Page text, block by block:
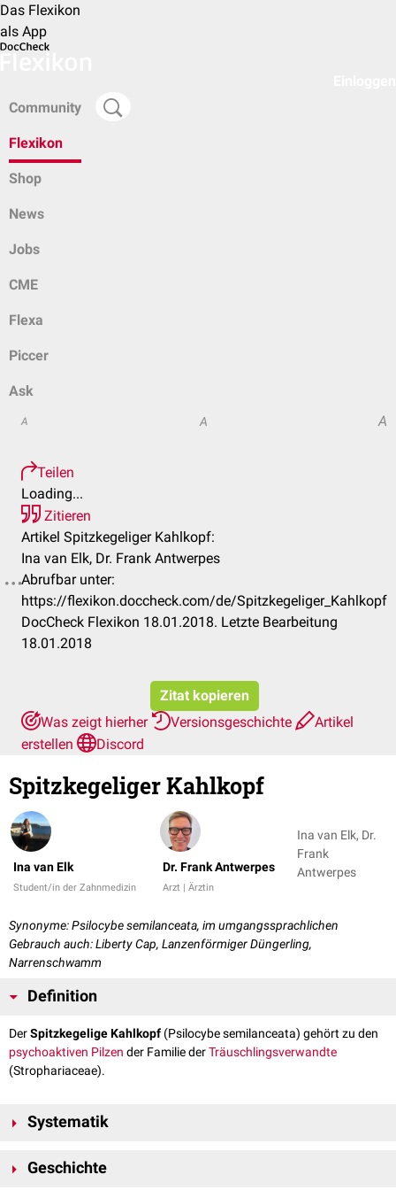
Das Flexikon
als App
Community
Flexikon
Shop
News
Jobs
CME
Flexa
Piccer
Ask
A A A
Teilen
Loading...
Zitieren
Artikel Spitzkegeliger Kahlkopf:
Ina van Elk, Dr. Frank Antwerpes
Abrufbar unter:
https://flexikon.doccheck.com/de/Spitzkegeliger_Kahlkopf
DocCheck Flexikon 18.01.2018. Letzte Bearbeitung
18.01.2018
Zitat kopieren
Was zeigt hierher
Versionsgeschichte
Artikel
erstellen
Discord
Spitzkegeliger Kahlkopf
Ina van Elk
Student/in der Zahnmedizin
Dr. Frank Antwerpes
Arzt | Ärztin
Ina van Elk, Dr.
Frank
Antwerpes
Synonyme: Psilocybe semilanceata, im umgangssprachlichen
Gebrauch auch: Liberty Cap, Lanzenförmiger Düngerling,
Narrenschwamm
Definition
DerSpitzkegelige Kahlkopf (Psilocybe semilanceata) gehört zu den
psychoaktiven Pilzen der Familie derTräuschlingsverwandte
(Strophariaceae).
Systematik
Unterklasse: Agaricomycetidae
Geschichte